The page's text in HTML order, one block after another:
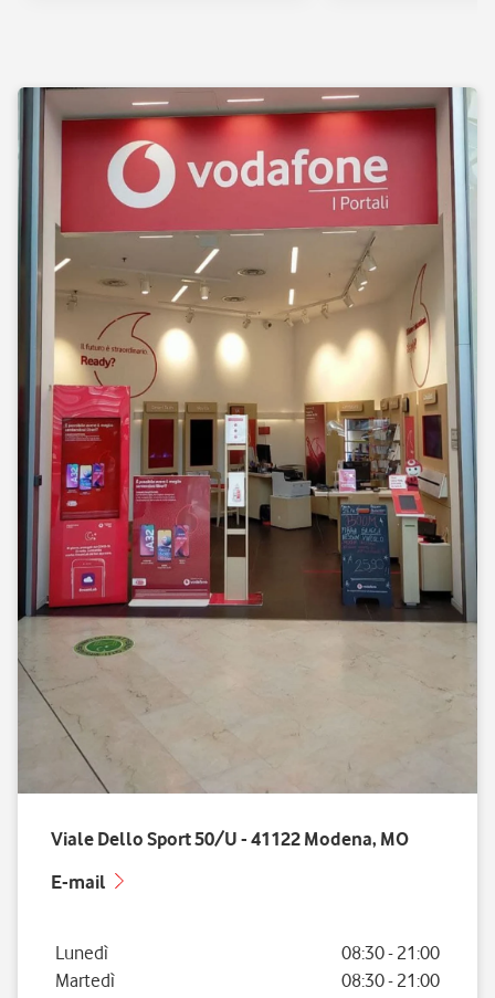
Viale Dello Sport 50/U - 41122 Modena, MO
E-mail
Giorno della settimana
Lunedì 08:30- 21:00
Martedì
08:30- 21:00